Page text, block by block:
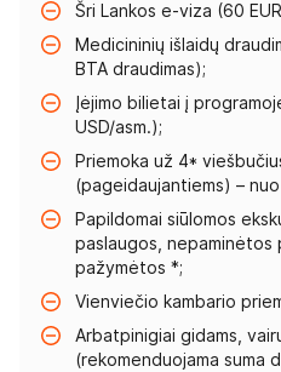
Šri Lankos e-viza (60
Medicininių išlaidų
BTA draudimas);
Įėjimo bilietai į
USD/asm.);
Priemoka už 4*
(pageidaujantiems) – nuo
Papildomai siūlomos
paslaugos, nepaminėtos
pažymėtos *;
Vienviečio kambario
Arbatpinigiai gidams,
(rekomenduojama suma